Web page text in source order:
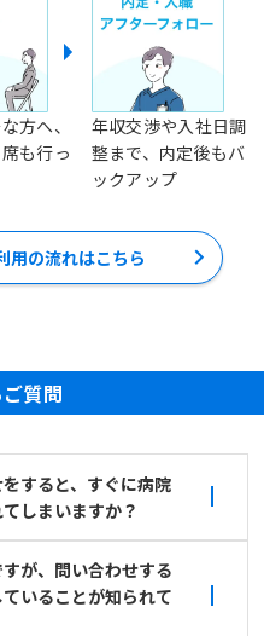
方へ、
も行っ
年収交渉や入社日調
整まで、内定後もバ
ックアップ
用の流れはこちら
質問
すると、すぐに病院
しまいますか？
が、問い合わせする
いることが知られて